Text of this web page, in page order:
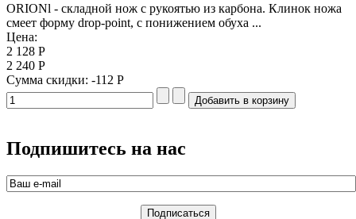
ORIONl - складной нож с рукоятью из карбона. Клинок ножа
смеет форму drop-point, с понижением обуха ...
Цена:
2 128 Р
2 240 Р
Сумма скидки: -112 Р
Подпишитесь на нас